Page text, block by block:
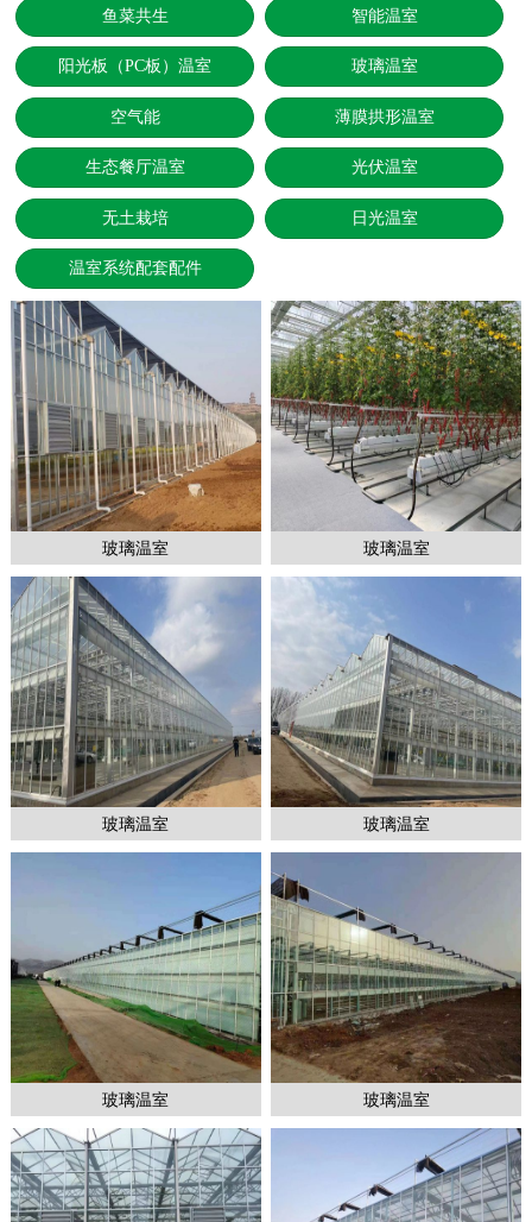
1 2
鱼菜共生 智能温室
阳光板（PC板）温室 玻璃温室
空气能 薄膜拱形温室
生态餐厅温室 光伏温室
无土栽培 日光温室
温室系统配套配件
玻璃温室 玻璃温室
玻璃温室 玻璃温室
玻璃温室 玻璃温室